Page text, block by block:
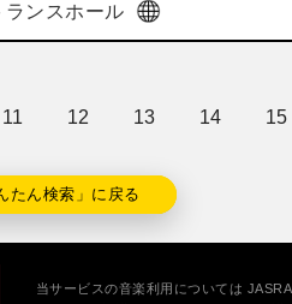
ンスホール
11 12 13 14 15
たん検索」に戻る
当サービスの音楽利用については